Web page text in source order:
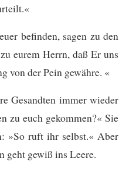
befinden, sagen zu den
eurem Herrn, daß Er uns
von der Pein gewähre. «
Gesandten immer wieder
zu euch gekommen?« Sie
»So ruft ihr selbst.« Aber
geht gewiß ins Leere.